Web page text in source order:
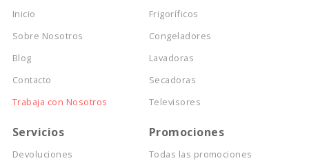
Inicio
Sobre Nosotros
Blog
Contacto
Trabaja con Nosotros
Frigoríficos
Congeladores
Lavadoras
Secadoras
Televisores
Servicios
Devoluciones
Promociones
Todas las promociones